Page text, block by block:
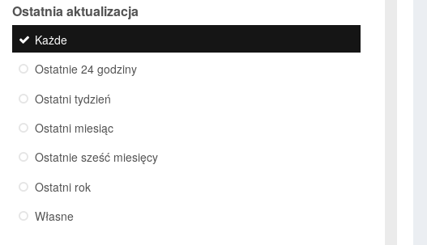
Ostatnia aktualizacja
Każde
Ostatnie 24 godziny
Ostatni tydzień
Ostatni miesiąc
Ostatnie sześć miesięcy
Ostatni rok
Własne